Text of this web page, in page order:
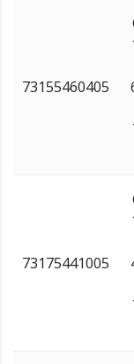
73155460405
73175441005